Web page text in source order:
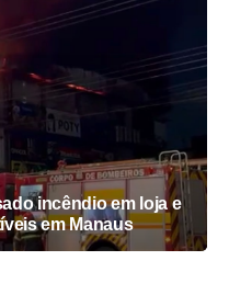
incêndio em loja e
em Manaus